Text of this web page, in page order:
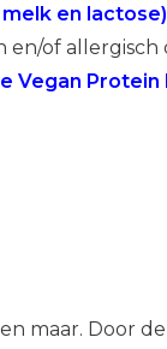
en lactose)
en/of allergisch
Vegan Protein
maar. Door de